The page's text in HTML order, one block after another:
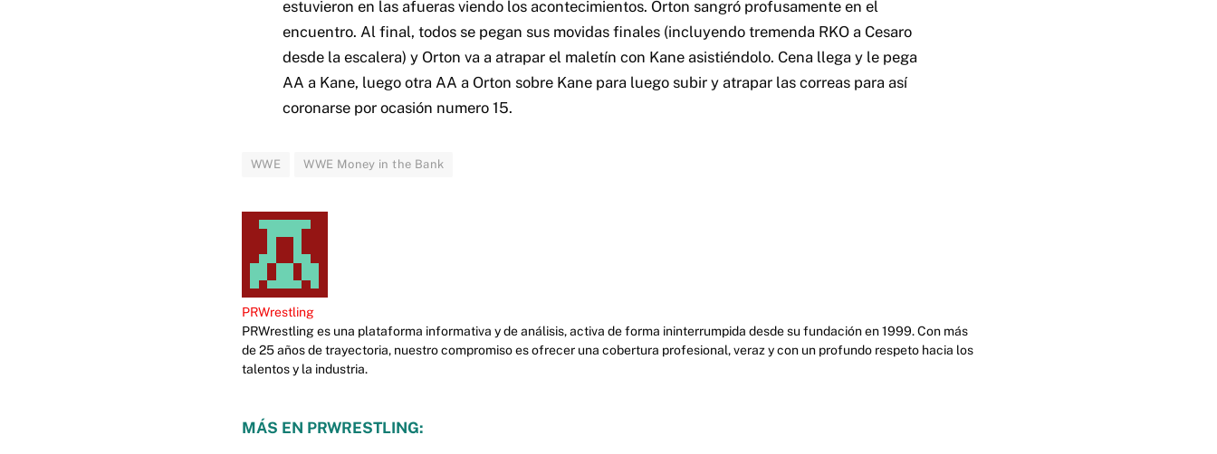
estuvieron en las afueras viendo los acontecimientos. Orton sangró profusamente en el
encuentro. Al final, todos se pegan sus movidas finales (incluyendo tremenda RKO a Cesaro
desde la escalera) y Orton va a atrapar el maletín con Kane asistiéndolo. Cena llega y le pega
AA a Kane, luego otra AA a Orton sobre Kane para luego subir y atrapar las correas para así
coronarse por ocasión numero 15.
WWE WWE Money in the Bank
PRWrestling
PRWrestling es una plataforma informativa y de análisis, activa de forma ininterrumpida desde su fundación en 1999. Con más
de 25 años de trayectoria, nuestro compromiso es ofrecer una cobertura profesional, veraz y con un profundo respeto hacia los
talentos y la industria.
MÁS EN PRWRESTLING: